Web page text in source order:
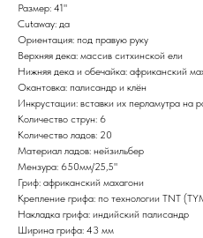
Размер: 41"
Cutaway: да
Ориентация: под правую руку
Верхняя дека: массив ситхинской ели
Нижняя дека и обечайка: африканский
Окантовка: палисандр и клён
Инкрустации: вставки их перламутра на
Количество струн: 6
Количество ладов: 20
Материал ладов: нейзильбер
Мензура: 650мм/25,5"
Гриф: африканский махагони
Крепление грифа: по технологии TNT
Накладка грифа: индийский палисандр
Ширина грифа: 43 мм